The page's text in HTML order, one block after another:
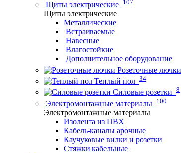
Щиты электрические 107
Щиты электрические
Металлические
Встраиваемые
Навесные
Влагостойкие
Дополнительное оборудование
Розеточные лючки
Теплый пол 34
Силовые розетки 8
Электромонтажные материалы 100
Электромонтажные материалы
Изолента из ПВХ
Кабель-каналы арочные
Каучуковые вилки и розетки
Стяжки кабельные